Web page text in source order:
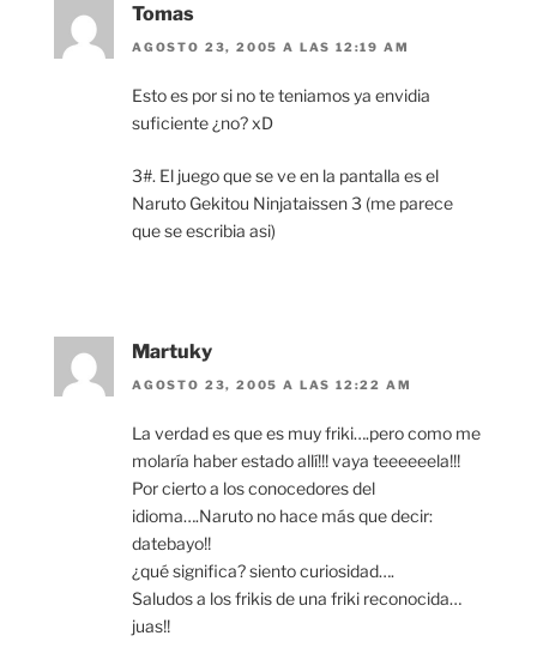
Tomas
AGOSTO 23, 2005 A LAS 12:19 AM
Esto es por si no te teniamos ya envidia
suficiente ¿no? xD
3#. El juego que se ve en la pantalla es el
Naruto Gekitou Ninjataissen 3 (me parece
que se escribia asi)
Martuky
AGOSTO 23, 2005 A LAS 12:22 AM
La verdad es que es muy friki….pero como me
molaría haber estado allí!!! vaya teeeeeela!!!
Por cierto a los conocedores del
idioma….Naruto no hace más que decir:
datebayo!!
¿qué significa? siento curiosidad….
Saludos a los frikis de una friki reconocida…
juas!!